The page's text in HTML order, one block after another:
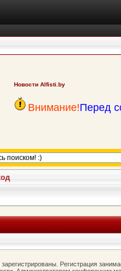
Новости Alfisti.by
Внимание!Перед
Регистрация